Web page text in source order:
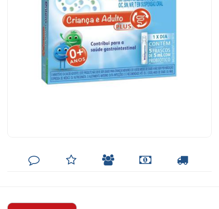
DEIXE
COMENTÁRIO
MINHA
LISTA
INDIQUE
FORMAS
CALCULAR
FRETE